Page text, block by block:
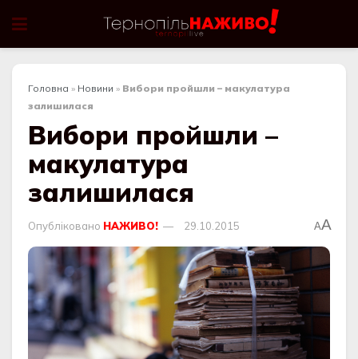
Головна » Новини » Вибори пройшли – макулатура
залишилася
Вибори пройшли –
макулатура
залишилася
Опубліковано НАЖИВО! 29.10.2015 AA